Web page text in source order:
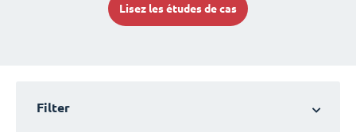
Lisez les études de cas
Filter